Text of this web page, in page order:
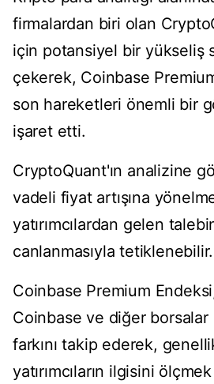
firmalardan biri olan
için potansiyel bir yükseliş
çekerek, Coinbase
son hareketleri önemli bir
işaret etti.
CryptoQuant'ın analizine
vadeli fiyat artışına
yatırımcılardan gelen
canlanmasıyla tetiklenebilir.
Coinbase Premium
Coinbase ve diğer borsalar
farkını takip ederek,
yatırımcıların ilgisini